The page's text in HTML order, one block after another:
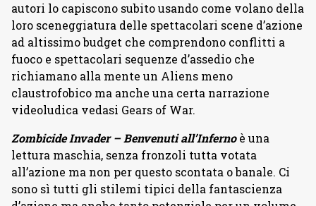
autori lo capiscono subito usando come volano della
loro sceneggiatura delle spettacolari scene d’azione
ad altissimo budget che comprendono conflitti a
fuoco e spettacolari sequenze d’assedio che
richiamano alla mente un Aliens meno
claustrofobico ma anche una certa narrazione
videoludica vedasi Gears of War.
Zombicide Invader – Benvenuti all’Infernoè una
lettura maschia, senza fronzoli tutta votata
all’azione ma non per questo scontata o banale. Ci
sono sì tutti gli stilemi tipici della fantascienza